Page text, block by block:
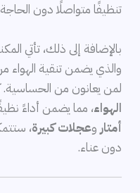
تنظيفًا متواصلًا دون الحاجة
بالإضافة إلى ذلك، تأتي
والذي يضمن تنقية الهواء
لمن يعانون من الحساسية.
الهواء، مما يضمن أداءً
أمتار وعجلات كبيرة،
دون عناء.